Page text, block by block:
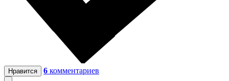
Нравится 6 комментариев